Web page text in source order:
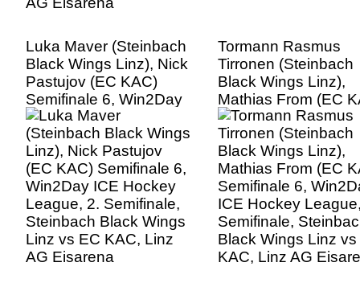
Luka Maver (Steinbach
Black Wings Linz), Nick
Pastujov (EC KAC)
Semifinale 6, Win2Day
ICE Hockey League, 2.
Semifinale, Steinbach
Black Wings Linz vs EC
KAC, Linz AG Eisarena
Tormann Rasmus
Tirronen (Steinbach
Black Wings Linz),
Mathias From (EC
Semifinale 6,
ICE Hockey
Semifinale,
Black Wings Linz vs
KAC, Linz AG